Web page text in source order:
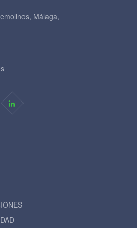
Málaga,